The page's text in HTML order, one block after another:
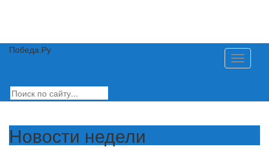
Победа.Ру
Toggle
Новости недели